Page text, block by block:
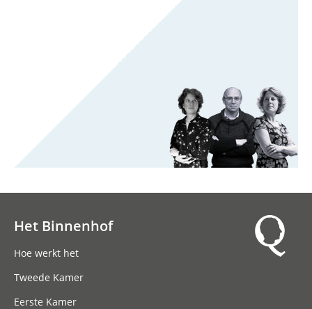
Het Binnenhof
Hoe werkt het
Tweede Kamer
Eerste Kamer